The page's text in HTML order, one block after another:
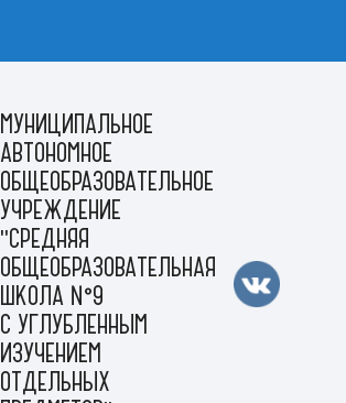
МУНИЦИПАЛЬНОЕ
АВТОНОМНОЕ
ОБЩЕОБРАЗОВАТЕЛЬНОЕ
УЧРЕЖДЕНИЕ
"СРЕДНЯЯ
ОБЩЕОБРАЗОВАТЕЛЬНАЯ
ШКОЛА №9
С УГЛУБЛЕННЫМ
ИЗУЧЕНИЕМ
ОТДЕЛЬНЫХ